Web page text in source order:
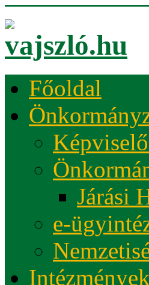
Főoldal
Járási
e-
Intézmények